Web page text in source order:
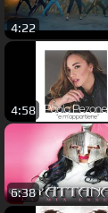
4:22
4:58
6:38